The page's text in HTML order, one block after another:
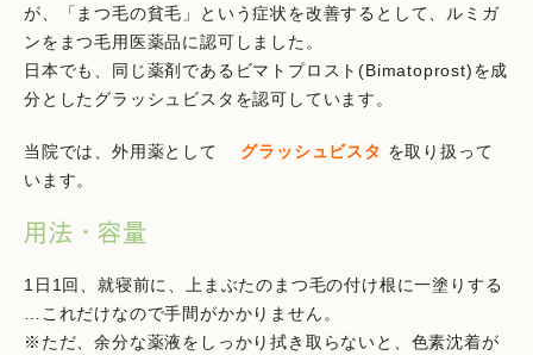
が、「まつ毛の貧毛」という症状を改善するとして、ルミガ
ンをまつ毛用医薬品に認可しました。
日本でも、同じ薬剤であるビマトプロスト(Bimatoprost)を成
分としたグラッシュビスタを認可しています。
当院では、外用薬として グラッシュビスタ を取り扱って
います。
用法・容量
1日1回、就寝前に、上まぶたのまつ毛の付け根に一塗りする
…これだけなので手間がかかりません。
※ただ、余分な薬液をしっかり拭き取らないと、色素沈着が